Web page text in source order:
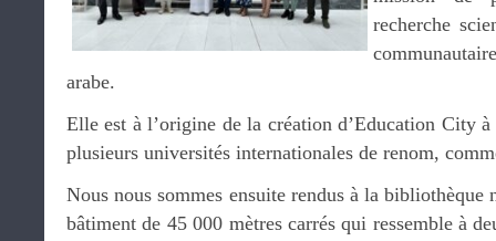
recherche
arabe.
Elle est à l’origine de la création d’Education City
plusieurs universités internationales de renom,
Nous nous sommes ensuite rendus à la
bâtiment de 45 000 mètres carrés qui ressemble à